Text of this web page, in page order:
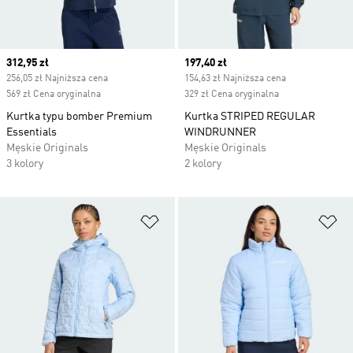
Current price
312,95 zł
256,05 zł Najniższa cena
569 zł Cena oryginalna
Kurtka typu bomber Premium
Essentials
Męskie Originals
3 kolory
Current price
197,40 zł
154,63 zł Najniższa cena
329 zł Cena oryginalna
Kurtka STRIPED REGULAR
WINDRUNNER
Męskie Originals
2 kolory
Dodaj do listy życzeń